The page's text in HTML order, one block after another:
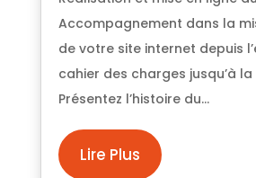
Accompagnement dans la
de votre site internet depuis
cahier des charges jusqu’à la
Présentez l’histoire du...
Lire Plus